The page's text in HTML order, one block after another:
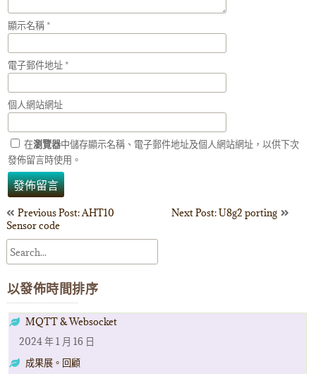
顯示名稱*
電子郵件地址*
個人網站網址
在瀏覽器中儲存顯示名稱、電子郵件地址及個人網站網址，以供下次
發佈留言時使用。
文
章
導
覽
Previous Post: AHT10
Sensor code
Next Post: U8g2 porting
以發佈時間排序
MQTT & Websocket
2024 年 1 月 16 日
成果展。回顧